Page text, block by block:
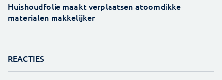
Huishoudfolie maakt verplaatsen atoomdikke
materialen makkelijker
REACTIES